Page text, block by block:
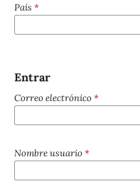
País *
Entrar
Correo electrónico*
Nombre usuario*